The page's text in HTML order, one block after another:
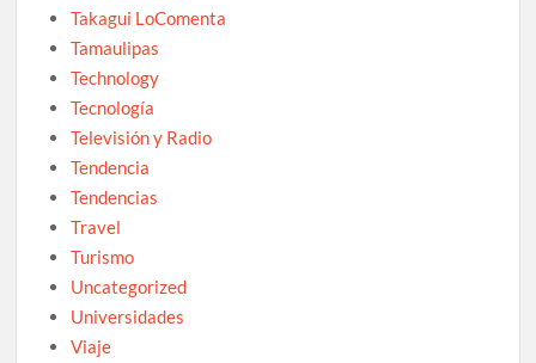
Takagui LoComenta
Tamaulipas
Technology
Tecnología
Televisión y Radio
Tendencia
Tendencias
Travel
Turismo
Uncategorized
Universidades
Viaje